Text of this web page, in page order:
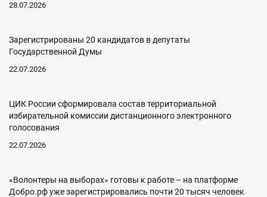
28.07.2026
Зарегистрированы 20 кандидатов в депутаты
Государственной Думы
22.07.2026
ЦИК России сформировала состав территориальной
избирательной комиссии дистанционного электронного
голосования
22.07.2026
«Волонтеры на выборах» готовы к работе – на платформе
Добро.рф уже зарегистрировались почти 20 тысяч человек